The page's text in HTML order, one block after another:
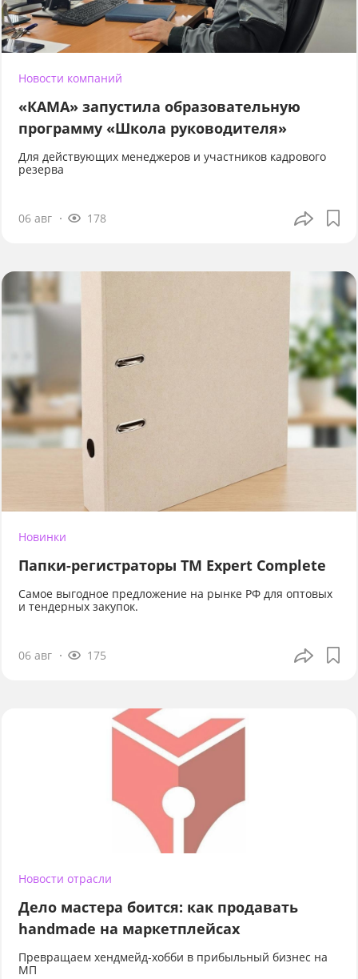
Новости компаний
«КАМА» запустила образовательную
программу «Школа руководителя»
Для действующих менеджеров и участников кадрового
резерва
06 авг 178
Новинки
Папки-регистраторы ТМ Expert Complete
Самое выгодное предложение на рынке РФ для оптовых
и тендерных закупок.
06 авг 175
Новости отрасли
Дело мастера боится: как продавать
handmade на маркетплейсах
Превращаем хендмейд-хобби в прибыльный бизнес на
МП